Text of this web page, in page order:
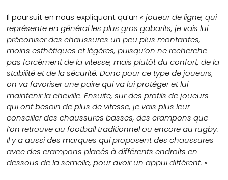
Il poursuit en nous expliquant qu’un « joueur de ligne, qui
représente en général les plus gros gabarits, je vais lui
préconiser des chaussures un peu plus montantes,
moins esthétiques et légères, puisqu’on ne recherche
pas forcément de la vitesse, mais plutôt du confort, de la
stabilité et de la sécurité. Donc pour ce type de joueurs,
on va favoriser une paire qui va lui protéger et lui
maintenir la cheville.Ensuite, sur des profils de joueurs
qui ont besoin de plus de vitesse, je vais plus leur
conseiller des chaussures basses, des crampons que
l’on retrouve au football traditionnel ou encore au rugby.
Il y a aussi des marques qui proposent des chaussures
avec des crampons placés à différents endroits en
dessous de la semelle, pour avoir un appui différent. »